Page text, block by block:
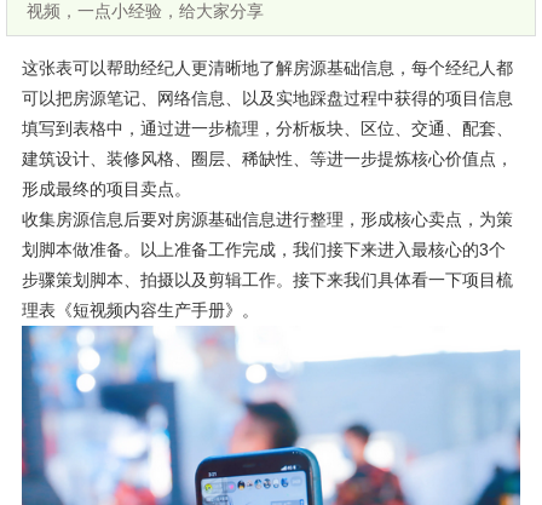
视频，一点小经验，给大家分享
这张表可以帮助经纪人更清晰地了解房源基础信息，每个经纪人都
可以把房源笔记、网络信息、以及实地踩盘过程中获得的项目信息
填写到表格中，通过进一步梳理，分析板块、区位、交通、配套、
建筑设计、装修风格、圈层、稀缺性、等进一步提炼核心价值点，
形成最终的项目卖点。
收集房源信息后要对房源基础信息进行整理，形成核心卖点，为策
划脚本做准备。以上准备工作完成，我们接下来进入最核心的3个
步骤策划脚本、拍摄以及剪辑工作。接下来我们具体看一下项目梳
理表《短视频内容生产手册》。